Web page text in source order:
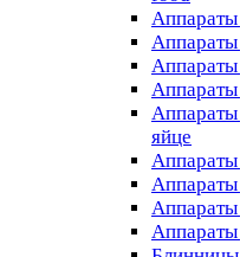
Аппараты
Аппараты
Аппараты
Аппараты
Аппараты
яйце
Аппараты
Аппараты
Аппараты